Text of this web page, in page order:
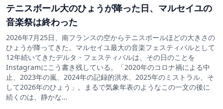
テニスボール大のひょうが降った日、マルセイユの
音楽祭は終わった
2026年7月25日、南フランスの空からテニスボールほどの大きさの
ひょうが降ってきた。マルセイユ最大の音楽フェスティバルとして
12年続いてきたデルタ・フェスティバルは、その日のことを
Instagramにこう書き残している。「2020年のコロナ禍による中
止、2023年の嵐、2024年の記録的洪水、2025年のミストラル、そ
して2026年のひょう」。まるで気象年表のようなこの一文の後に
続くのは、静かな…